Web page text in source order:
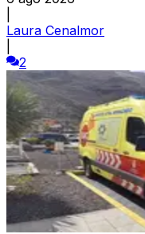
Laura Cenalmor
2